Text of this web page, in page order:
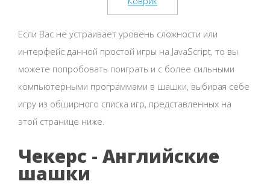
Если Вас не устраивает уровень сложности или
интерфейс данной простой игры на JavaScript, то вы
можете попробовать поиграть и с более сильными
компьютерными программами в шашки, выбирая себе
игру из обширного списка игр, представленных на
этой странице ниже.
Чекерс - Английские
шашки